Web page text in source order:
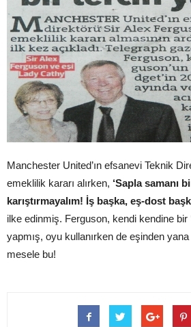
Manchester United’ın efsanevi Teknik
emeklilik kararı alırken, ‘Sapla samanı
karıştırmayalım! İş başka, eş-dost
ilke edinmiş. Ferguson, kendi kendine bir
yapmış, oyu kullanırken de eşinden
mesele bu!